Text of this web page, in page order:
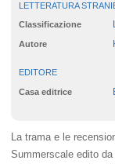
LETTERATURA
Classificazione
Autore
EDITORE
Casa editrice
La trama e le
Summerscale edito